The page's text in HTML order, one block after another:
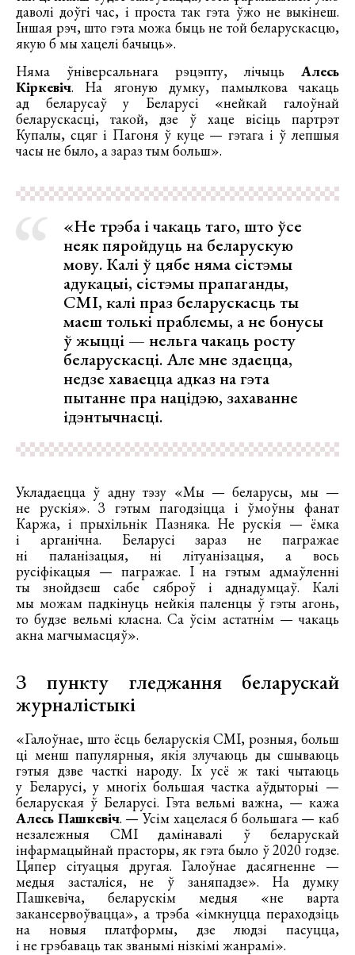
даволі доўгі час, і проста так гэта ўжо не выкінеш.
Іншая рэч, што гэта можа быць не той беларускасцю,
якую б мы хацелі бачыць».
Няма ўніверсальнага рэцэпту, лічыць Алесь
Кіркевіч. На ягоную думку, памылкова чакаць
ад беларусаў у Беларусі «нейкай галоўнай
беларускасці, такой, дзе ў хаце вісіць партрэт
Купалы, сцяг і Пагоня ў куце — гэтага і ў лепшыя
часы не было, а зараз тым больш».
«Не трэба і чакаць таго, што ўсе
неяк пяройдуць на беларускую
мову. Калі ў цябе няма сістэмы
адукацыі, сістэмы прапаганды,
СМІ, калі праз беларускасць ты
маеш толькі праблемы, а не бонусы
ў жыцці — нельга чакаць росту
беларускасці. Але мне здаецца,
недзе хаваецца адказ на гэта
пытанне пра націдэю, захаванне
ідэнтычнасці.
Укладаецца ў адну тэзу «Мы — беларусы, мы —
не рускія». З гэтым пагодзіцца і ўмоўны фанат
Каржа, і прыхільнік Пазняка. Не рускія — ёмка
і арганічна. Беларусі зараз не пагражае
ні паланізацыя, ні літуанізацыя, а вось
русіфікацыя — пагражае. І на гэтым адмаўленні
ты знойдзеш сабе сяброў і аднадумцаў. Калі
мы можам падкінуць нейкія паленцы ў гэты агонь,
то будзе вельмі класна. Са ўсім астатнім — чакаць
акна магчымасцяў».
З пункту гледжання беларускай
журналістыкі
«Галоўнае, што ёсць беларускія СМІ, розныя, больш
ці менш папулярныя, якія злучаюць ды сшываюць
гэтыя дзве часткі народу. Іх усё ж такі чытаюць
у Беларусі, у многіх большая частка аўдыторыі —
беларуская ў Беларусі. Гэта вельмі важна, — кажа
Алесь Пашкевіч. — Усім хацелася б большага — каб
незалежныя СМІ дамінавалі ў беларускай
інфармацыйнай прасторы, як гэта было ў 2020 годзе.
Цяпер сітуацыя другая. Галоўнае дасягненне —
медыя засталіся, не ў заняпадзе». На думку
Пашкевіча, беларускім медыя «не варта
закансервоўвацца», а трэба «імкнуцца пераходзіць
на новыя платформы, дзе людзі пасуцца,
і не грэбаваць так званымі нізкімі жанрамі».